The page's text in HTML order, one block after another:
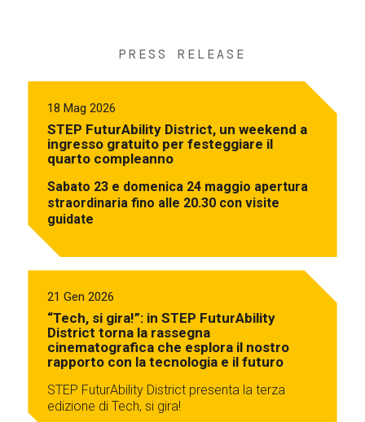
PRESS RELEASE
18 Mag 2026
STEP FuturAbility District, un weekend a
ingresso gratuito per festeggiare il
quarto compleanno
Sabato 23 e domenica 24 maggio apertura
straordinaria fino alle 20.30 con visite
guidate
21 Gen 2026
“Tech, si gira!”: in STEP FuturAbility
District torna la rassegna
cinematografica che esplora il nostro
rapporto con la tecnologia e il futuro
STEP FuturAbility District presenta la terza
edizione di Tech, si gira!